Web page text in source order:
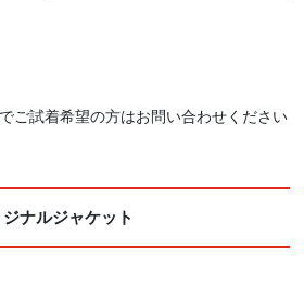
ご試着希望の方はお問い合わせください
ナルジャケット